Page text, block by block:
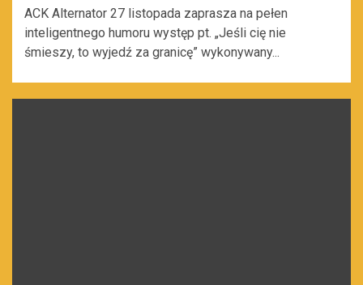
ACK Alternator 27 listopada zaprasza na pełen
inteligentnego humoru występ pt. „Jeśli cię nie
śmieszy, to wyjedź za granicę” wykonywany...